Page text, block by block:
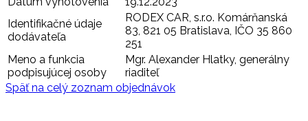
Identifikačné údaje
dodávateľa
RODEX CAR, s.r.o. Komárňanská
83, 821 05 Bratislava, IČO 35 860
251
Meno a funkcia
podpisujúcej osoby
Mgr. Alexander Hlatky, generálny
riaditeľ
Späť na celý zoznam objednávok